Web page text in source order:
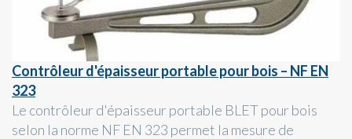
Contrôleur d'épaisseur portable pour bois – NF EN
323
Le contrôleur d'épaisseur portable BLET pour bois
selon la norme NF EN 323 permet la mesure de